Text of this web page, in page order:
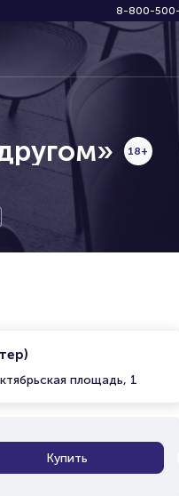
8-800-
18+
площадь, 1
Купить